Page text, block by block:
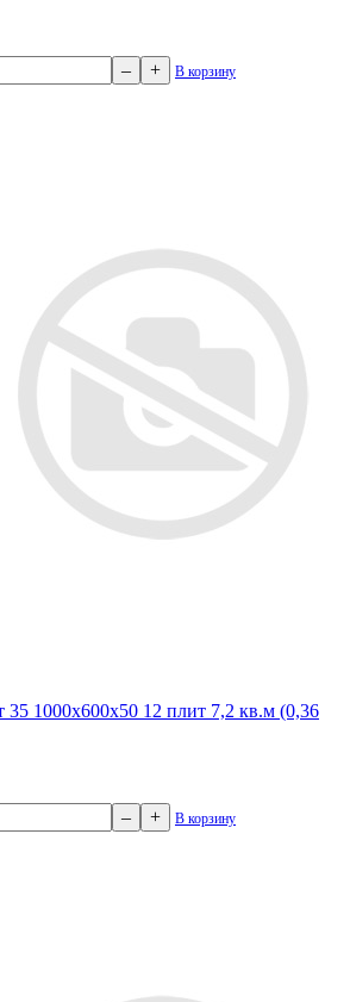
– + В корзину
35 1000х600х50 12 плит 7,2 кв.м (0,36
– + В корзину